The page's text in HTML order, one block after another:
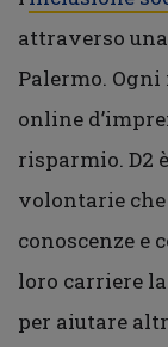
attraverso
Palermo.
online
risparmio. D2
volontarie
conoscenze e
loro carriere
per aiutare